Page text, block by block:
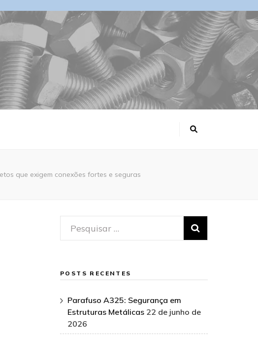
que exigem conexões fortes e seguras
Pesquisar
por:
POSTS RECENTES
Parafuso A325: Segurança em
Estruturas Metálicas 22 de junho de
2026